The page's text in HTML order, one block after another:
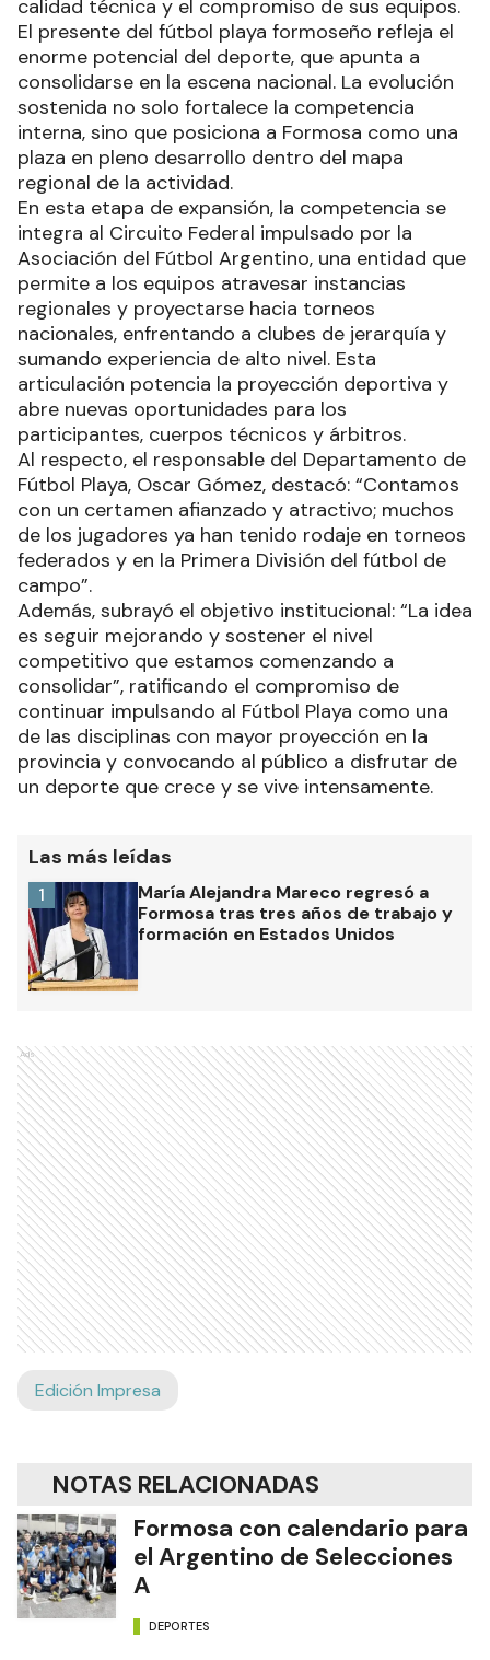
calidad técnica y el compromiso de sus equipos.
El presente del fútbol playa formoseño refleja el
enorme potencial del deporte, que apunta a
consolidarse en la escena nacional. La evolución
sostenida no solo fortalece la competencia
interna, sino que posiciona a Formosa como una
plaza en pleno desarrollo dentro del mapa
regional de la actividad.
En esta etapa de expansión, la competencia se
integra al Circuito Federal impulsado por la
Asociación del Fútbol Argentino, una entidad que
permite a los equipos atravesar instancias
regionales y proyectarse hacia torneos
nacionales, enfrentando a clubes de jerarquía y
sumando experiencia de alto nivel. Esta
articulación potencia la proyección deportiva y
abre nuevas oportunidades para los
participantes, cuerpos técnicos y árbitros.
Al respecto, el responsable del Departamento de
Fútbol Playa, Oscar Gómez, destacó: “Contamos
con un certamen afianzado y atractivo; muchos
de los jugadores ya han tenido rodaje en torneos
federados y en la Primera División del fútbol de
campo”.
Además, subrayó el objetivo institucional: “La idea
es seguir mejorando y sostener el nivel
competitivo que estamos comenzando a
consolidar”, ratificando el compromiso de
continuar impulsando al Fútbol Playa como una
de las disciplinas con mayor proyección en la
provincia y convocando al público a disfrutar de
un deporte que crece y se vive intensamente.
Las más leídas
María Alejandra Mareco regresó a
Formosa tras tres años de trabajo y
formación en Estados Unidos
1
Ads
Edición Impresa
NOTAS RELACIONADAS
Formosa con calendario para
el Argentino de Selecciones
A
DEPORTES